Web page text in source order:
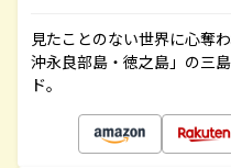
見たことのない世界に心奪
沖永良部島・徳之島」の三
ド。